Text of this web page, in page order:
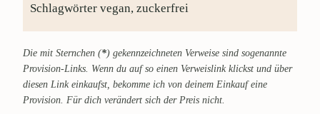
Schlagwörter vegan, zuckerfrei
Die mit Sternchen (*) gekennzeichneten Verweise sind sogenannte
Provision-Links. Wenn du auf so einen Verweislink klickst und über
diesen Link einkaufst, bekomme ich von deinem Einkauf eine
Provision. Für dich verändert sich der Preis nicht.